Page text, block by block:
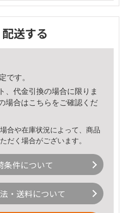
配送する
です。
、代金引換の場合に限りま
場合はこちら をご確認くだ
合や在庫状況によって、商品
だく場合がございます。
条件について
・送料について